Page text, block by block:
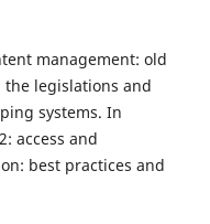
management: old
legislations and
systems. In
access and
best practices and